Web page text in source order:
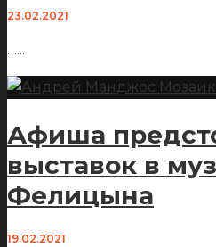
23.02.2021
…...
Афиша
выставок в
Фелицына
19.02.2021